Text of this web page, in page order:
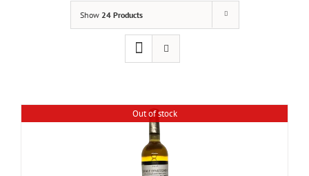
Show 24 Products
Out of stock